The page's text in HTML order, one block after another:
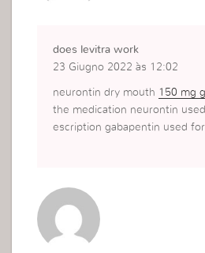
does levitra work
23 Giugno 2022 às 12:02
neurontin dry mouth 150 mg
the medication neurontin
escription gabapentin used for